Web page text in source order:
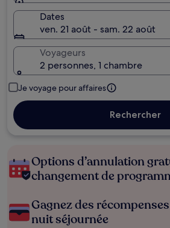
Dates
ven. 21 août - sam. 22 août
Voyageurs
2 personnes, 1 chambre
Je voyage pour affaires
Rechercher
Options d’annulation
changement de
Gagnez des
nuit séjournée